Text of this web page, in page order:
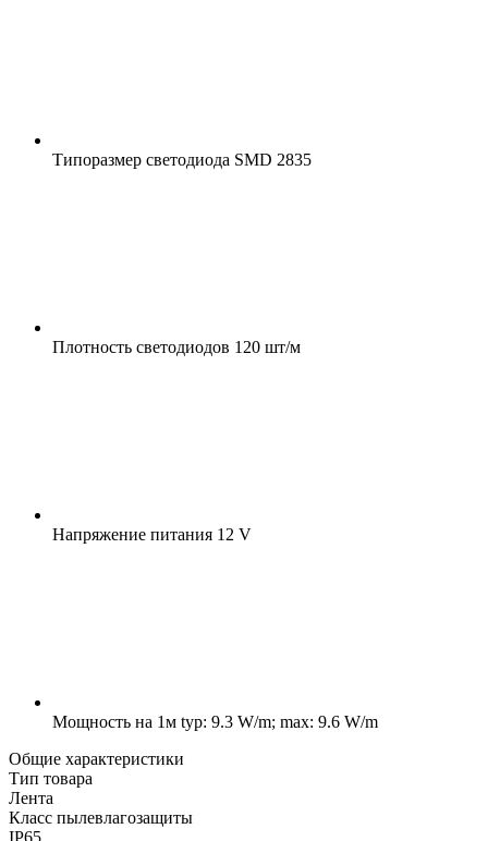
Типоразмер светодиода SMD 2835
Плотность светодиодов 120 шт/м
Напряжение питания 12 V
Мощность на 1м typ: 9.3 W/m; max: 9.6 W/m
Общие характеристики
Тип товара
Лента
Класс пылевлагозащиты
IP65